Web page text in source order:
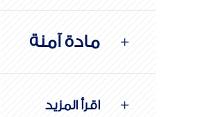
مادة آمنة
اقرأ المزيد